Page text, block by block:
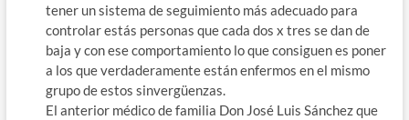
tener un sistema de seguimiento más adecuado para
controlar estás personas que cada dos x tres se dan de
baja y con ese comportamiento lo que consiguen es poner
a los que verdaderamente están enfermos en el mismo
grupo de estos sinvergüenzas.
El anterior médico de familia Don José Luis Sánchez que